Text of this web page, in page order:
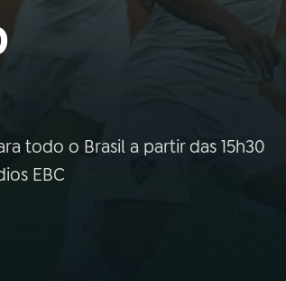
todo o Brasil a partir das 15h30
EBC